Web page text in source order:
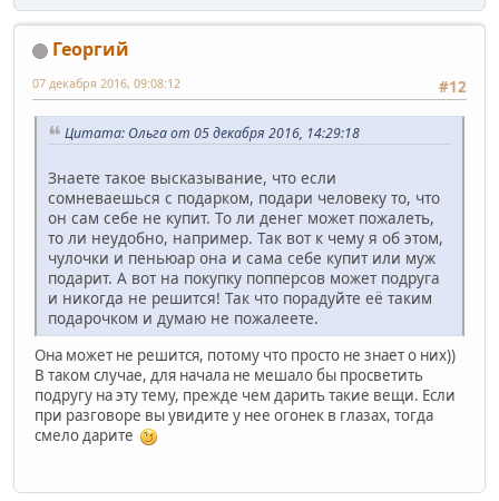
Георгий
#12
07 декабря 2016, 09:08:12
Цитата: Ольга от 05 декабря 2016, 14:29:18
Знаете такое высказывание, что если
сомневаешься с подарком, подари человеку то, что
он сам себе не купит. То ли денег может пожалеть,
то ли неудобно, например. Так вот к чему я об этом,
чулочки и пеньюар она и сама себе купит или муж
подарит. А вот на покупку попперсов может подруга
и никогда не решится! Так что порадуйте её таким
подарочком и думаю не пожалеете.
Она может не решится, потому что просто не знает о них))
В таком случае, для начала не мешало бы просветить
подругу на эту тему, прежде чем дарить такие вещи. Если
при разговоре вы увидите у нее огонек в глазах, тогда
смело дарите